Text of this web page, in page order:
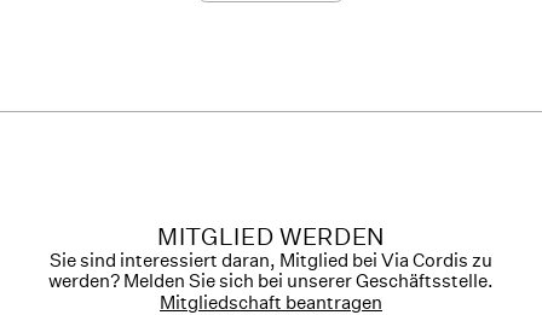
MITGLIED WERDEN
Sie sind interessiert daran, Mitglied bei Via Cordis zu
werden? Melden Sie sich bei unserer Geschäftsstelle.
Mitgliedschaft beantragen